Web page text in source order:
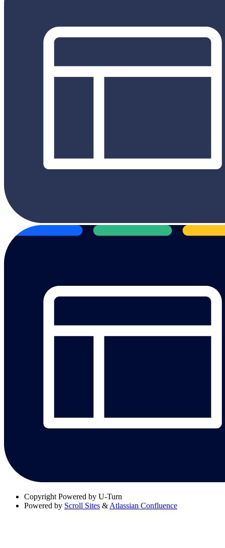
Copyright Powered by U-Turn
Powered by Scroll Sites & Atlassian Confluence